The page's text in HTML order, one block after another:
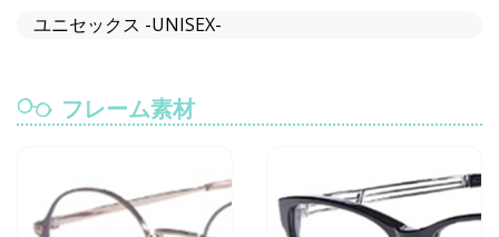
ユニセックス -UNISEX-
フレーム素材